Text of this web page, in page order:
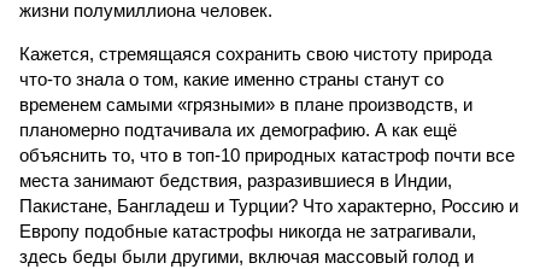
жизни полумиллиона человек.
Кажется, стремящаяся сохранить свою чистоту природа
что-то знала о том, какие именно страны станут со
временем самыми «грязными» в плане производств, и
планомерно подтачивала их демографию. А как ещё
объяснить то, что в топ-10 природных катастроф почти все
места занимают бедствия, разразившиеся в Индии,
Пакистане, Бангладеш и Турции? Что характерно, Россию и
Европу подобные катастрофы никогда не затрагивали,
здесь беды были другими, включая массовый голод и